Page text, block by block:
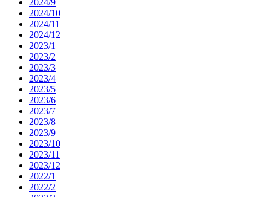
2024/10
2024/11
2024/12
2023/1
2023/2
2023/3
2023/4
2023/5
2023/6
2023/7
2023/8
2023/9
2023/10
2023/11
2023/12
2022/1
2022/2